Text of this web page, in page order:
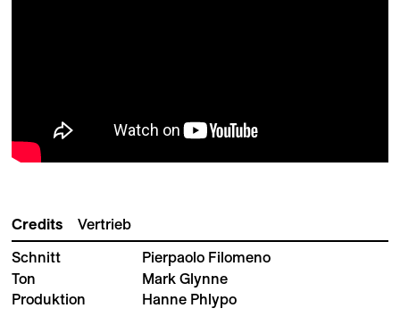
Credits Vertrieb
Schnitt
Pierpaolo Filomeno
Ton
Mark Glynne
Produktion
Hanne Phlypo